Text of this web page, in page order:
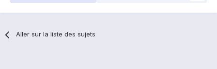
Aller sur la liste des sujets